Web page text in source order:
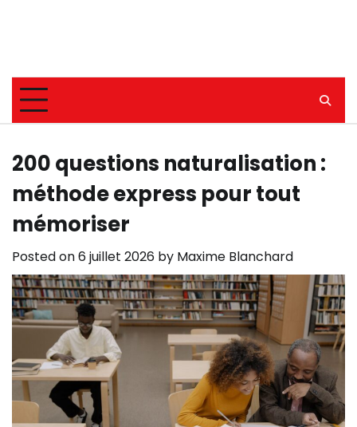
200 questions naturalisation :
méthode express pour tout
mémoriser
Posted on6 juillet 2026 by Maxime Blanchard